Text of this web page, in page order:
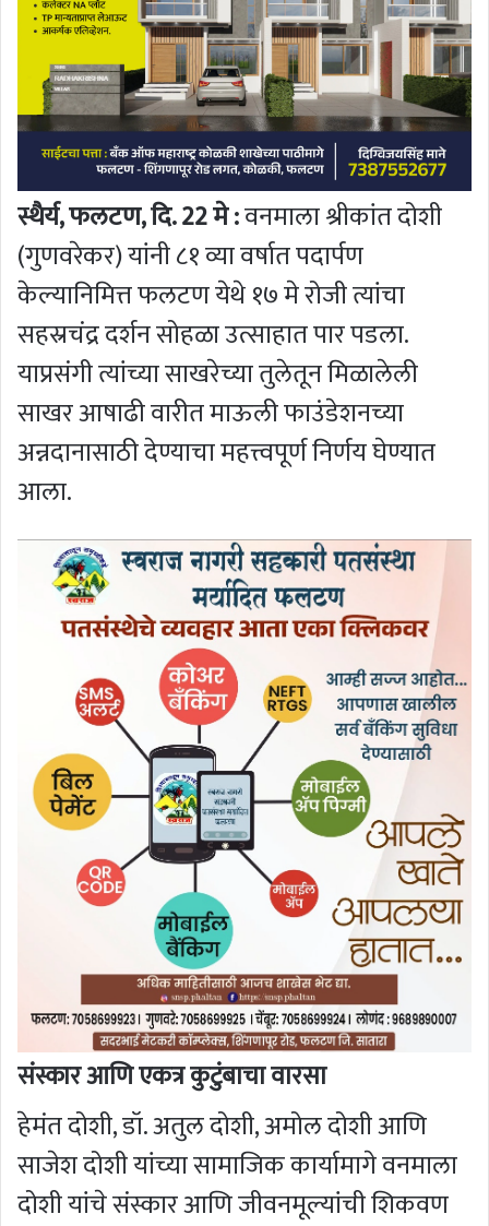
स्थैर्य, फलटण, दि. 22 मे :वनमाला श्रीकांत दोशी
(गुणवरेकर) यांनी ८१ व्या वर्षात पदार्पण
केल्यानिमित्त फलटण येथे १७ मे रोजी त्यांचा
सहस्रचंद्र दर्शन सोहळा उत्साहात पार पडला.
याप्रसंगी त्यांच्या साखरेच्या तुलेतून मिळालेली
साखर आषाढी वारीत माऊली फाउंडेशनच्या
अन्नदानासाठी देण्याचा महत्त्वपूर्ण निर्णय घेण्यात
आला.
संस्कार आणि एकत्र कुटुंबाचा वारसा
हेमंत दोशी, डॉ. अतुल दोशी, अमोल दोशी आणि
साजेश दोशी यांच्या सामाजिक कार्यामागे वनमाला
दोशी यांचे संस्कार आणि जीवनमूल्यांची शिकवण